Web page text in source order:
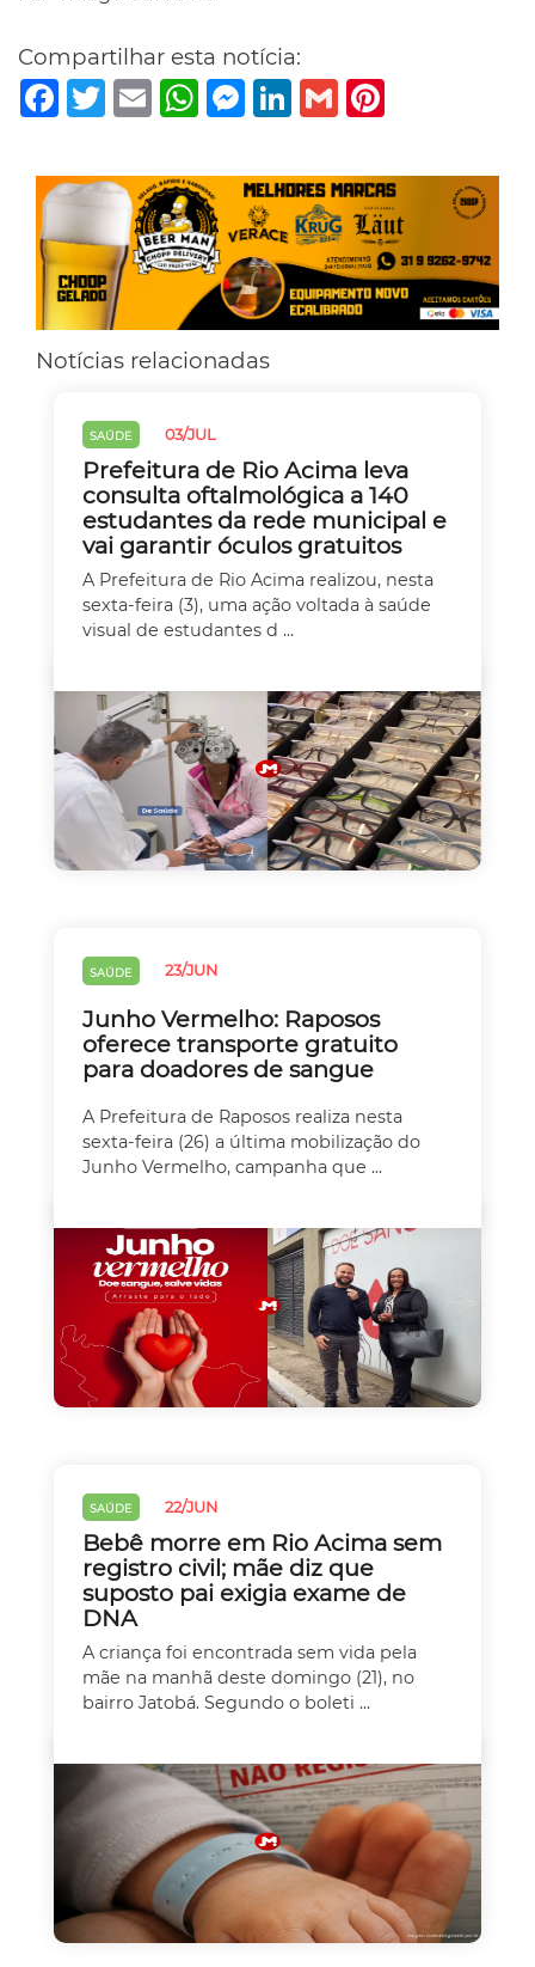
Compartilhar esta notícia:
Facebook
TwitterEmail WhatsAppMessenger
LinkedIn
Gmail
Notícias relacionadas
SAÚDE 03/JUL
Prefeitura de Rio Acima leva
consulta oftalmológica a 140
estudantes da rede municipal e
vai garantir óculos gratuitos
A Prefeitura de Rio Acima realizou, nesta
sexta-feira (3), uma ação voltada à saúde
visual de estudantes d ...
SAÚDE 23/JUN
Junho Vermelho: Raposos
oferece transporte gratuito
para doadores de sangue
A Prefeitura de Raposos realiza nesta
sexta-feira (26) a última mobilização do
Junho Vermelho, campanha que ...
SAÚDE 22/JUN
Bebê morre em Rio Acima sem
registro civil; mãe diz que
suposto pai exigia exame de
DNA
A criança foi encontrada sem vida pela
mãe na manhã deste domingo (21), no
bairro Jatobá. Segundo o boleti ...